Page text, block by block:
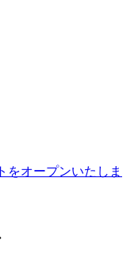
をオープンいたしま